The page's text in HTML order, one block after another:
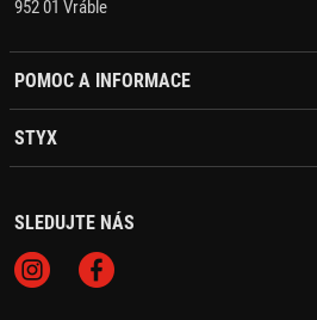
952 01 Vráble
POMOC A INFORMACE
STYX
SLEDUJTE NÁS